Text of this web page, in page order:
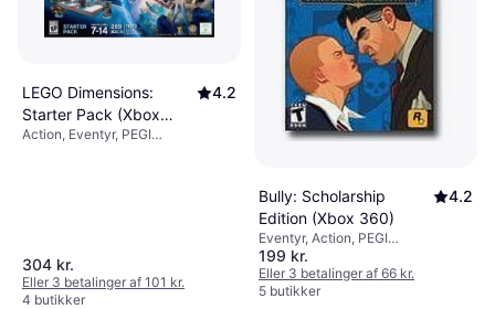
LEGO Dimensions:
Starter Pack (Xbox
360)
4.2
Action, Eventyr, PEGI
304 kr.
Eller 3 betalinger af 101 kr.
4 butikker
Bully: Scholarship
Edition (Xbox 360)
4.2
Eventyr, Action, PEGI
aldersmærkning: 16
199 kr.
Eller 3 betalinger af 66 kr.
5 butikker